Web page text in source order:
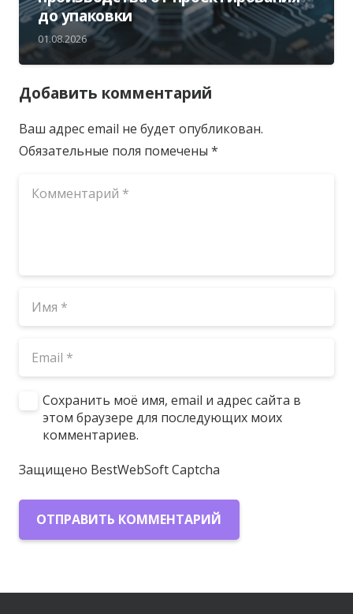
до упаковки
01.08.2026
Добавить комментарий
Ваш адрес email не будет опубликован.
Обязательные поля помечены *
Сохранить моё имя, email и адрес сайта в
этом браузере для последующих моих
комментариев.
Защищено BestWebSoft Captcha
ОТПРАВИТЬ КОММЕНТАРИЙ